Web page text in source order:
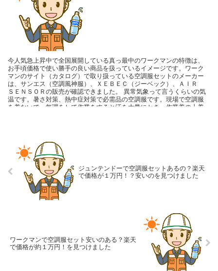
今人気急上昇中で全国展開している真っ最中のワークマンの特徴は、
お手頃価格で使い勝手の良い商品を扱っているイメージです。ワーク
マンのサイト（カタログ）で取り扱っている空調服セットのメーカー
は、サンエス（空調風神服）、ＸＥＢＥＣ（ジーベック）、ＡＩＲ
ＳＥＮＳＯＲの販売が確認できました。 異常気象って言うくらいの気
温です。暑さ対策、熱中症対策で必需品の空調服です。現場で空調服
を着ないで、無理をして作業をすると汗を大量にかき、作業着の上着
ジュンテンドーで空調服セットあるの？楽天
で価格が１万円！？安いのを見つけました
ワークマンで空調服セット安いのある？楽天
で価格が約１万円！を見つけました